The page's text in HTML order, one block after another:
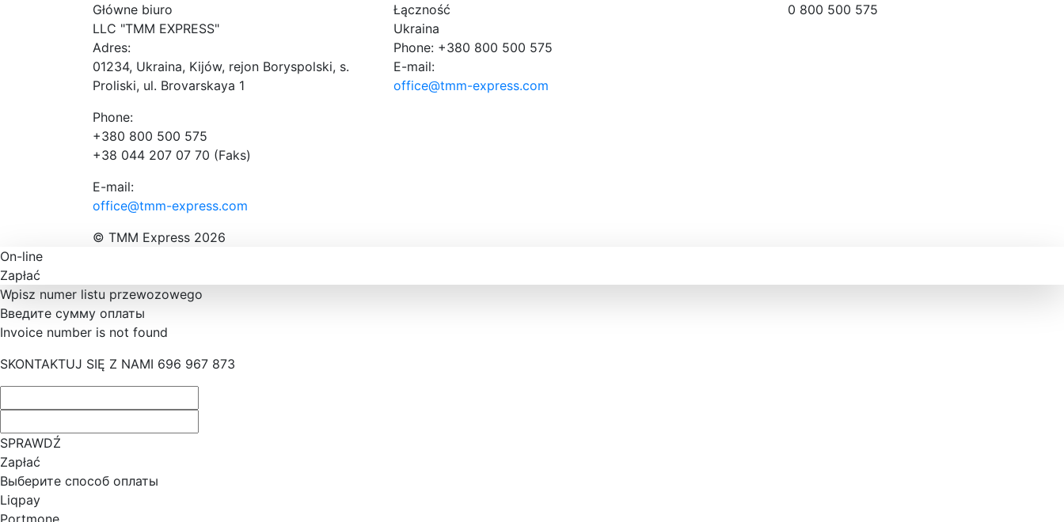
Główne biuro
LLC "ТММ EXPRESS"
Adres:
01234, Ukraina, Kijów, rejon Boryspolski, s.
Proliski, ul. Brovarskaya 1
Phone:
+380 800 500 575
+38 044 207 07 70 (Faks)
E-mail:
office@tmm-express.com
Łączność
Ukraina
Phone: +380 800 500 575
E-mail:
office@tmm-express.com
0 800 500 575
© ТММ Express 2026
On-line
Zapłać
Wpisz numer listu przewozowego
Введите сумму оплаты
Invoice number is not found
SKONTAKTUJ SIĘ Z NAMI 696 967 873
SPRAWDŹ
Zapłać
Выберите способ оплаты
Liqpay
Portmone